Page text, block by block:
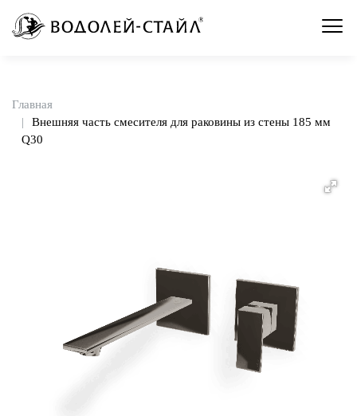
Главная
Внешняя часть смесителя для раковины из стены 185 мм
Q30